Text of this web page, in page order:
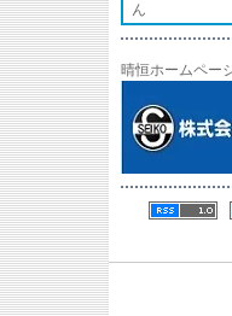
ん
晴恒ホームペー